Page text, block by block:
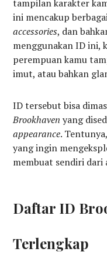
tampilan karakter
ini mencakup
accessories, dan
menggunakan ID ini,
perempuan kamu
imut, atau bahkan
ID tersebut bisa
Brookhaven yang
appearance.
yang ingin
membuat sendiri dari
Daftar ID
Terlengkap